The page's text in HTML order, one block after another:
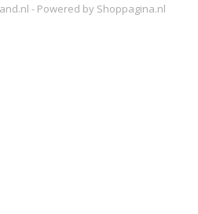
- Powered by Shoppagina.nl